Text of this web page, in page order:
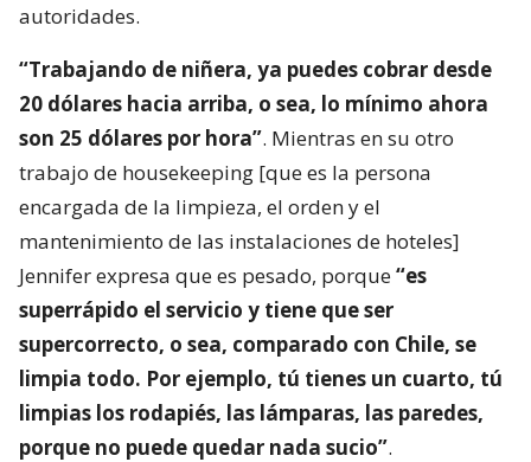
autoridades.
“Trabajando de niñera, ya puedes cobrar desde
20 dólares hacia arriba, o sea, lo mínimo ahora
son 25 dólares por hora”. Mientras en su otro
trabajo de housekeeping [que es la persona
encargada de la limpieza, el orden y el
mantenimiento de las instalaciones de hoteles]
Jennifer expresa que es pesado, porque“es
superrápido el servicio y tiene que ser
supercorrecto, o sea, comparado con Chile, se
limpia todo. Por ejemplo, tú tienes un cuarto, tú
limpias los rodapiés, las lámparas, las paredes,
porque no puede quedar nada sucio”.